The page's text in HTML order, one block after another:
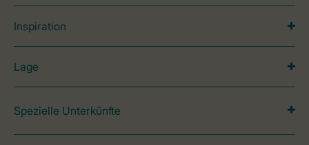
Inspiration
Lage
Spezielle Unterkünfte